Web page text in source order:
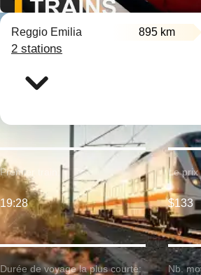
Reggio Emilia 895 km
2 stations
Durée de voyage la plus courte:
Premier train:
19:28
Le prix
$133
Nb.